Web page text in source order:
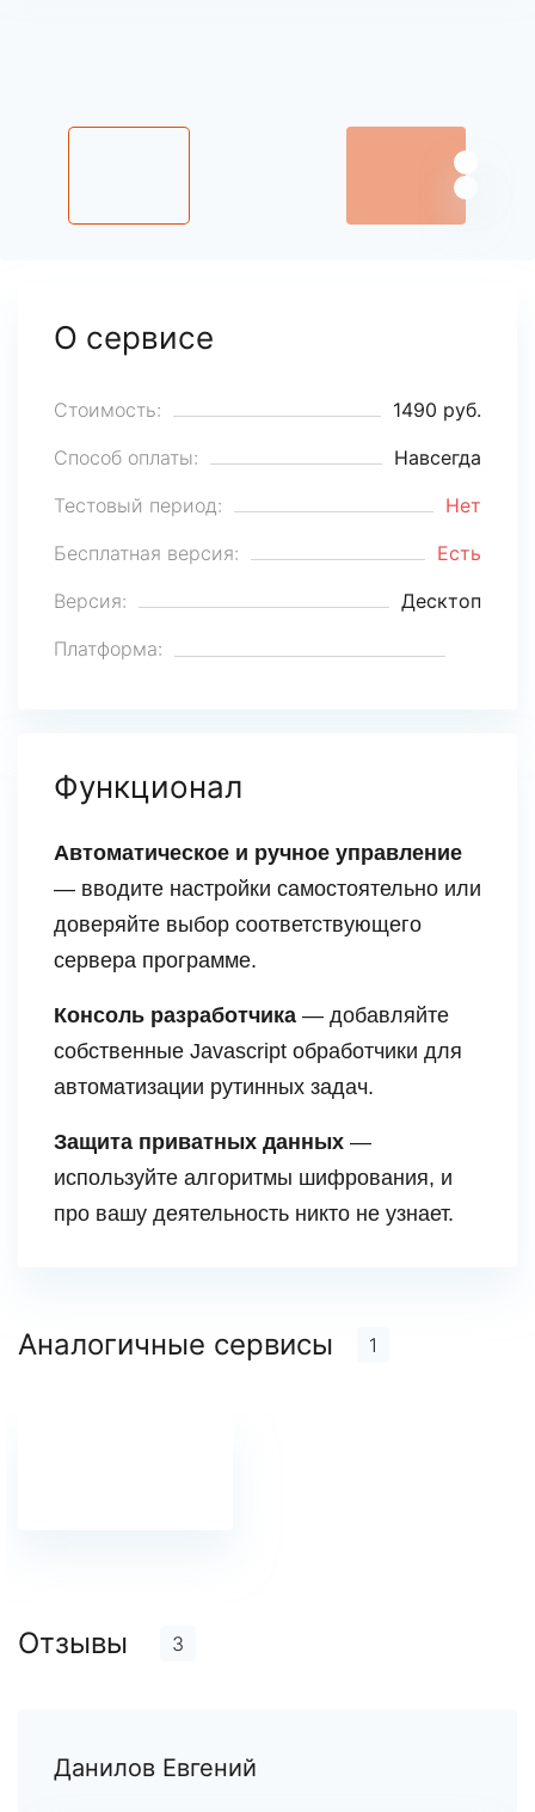
О сервисе
Стоимость:
1490 руб.
Способ оплаты:
Навсегда
Тестовый период:
Нет
Бесплатная версия:
Есть
Версия:
Десктоп
Платформа:
Функционал
Автоматическое и ручное управление
— вводите настройки самостоятельно или
доверяйте выбор соответствующего
сервера программе.
Консоль разработчика — добавляйте
собственные Javascript обработчики для
автоматизации рутинных задач.
Защита приватных данных —
используйте алгоритмы шифрования, и
про вашу деятельность никто не узнает.
Аналогичные сервисы 1
Отзывы 3
Данилов Евгений